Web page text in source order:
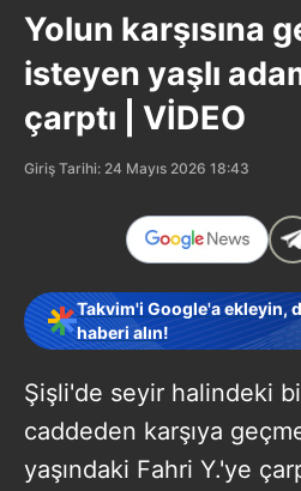
Yolun karşısına
isteyen yaşlı
çarptı | VİDEO
Giriş Tarihi: 24 Mayıs 2026 18:43
Takvim'i Google'a ekleyin,
haberi alın!
Şişli'de seyir halindeki
caddeden karşıya
yaşındaki Fahri Y.'ye